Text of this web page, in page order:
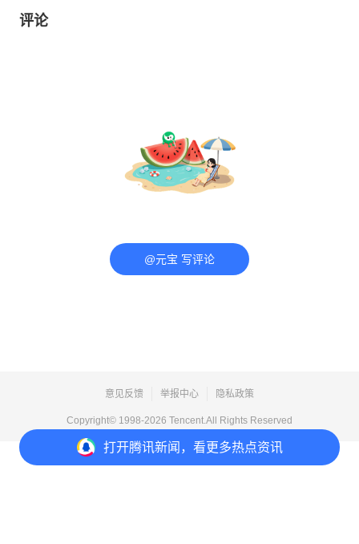
打开腾讯新闻，看更多热点资讯
评论
@元宝 写评论
意见反馈 举报中心 隐私政策
Copyright© 1998-2026 Tencent.All Rights Reserved